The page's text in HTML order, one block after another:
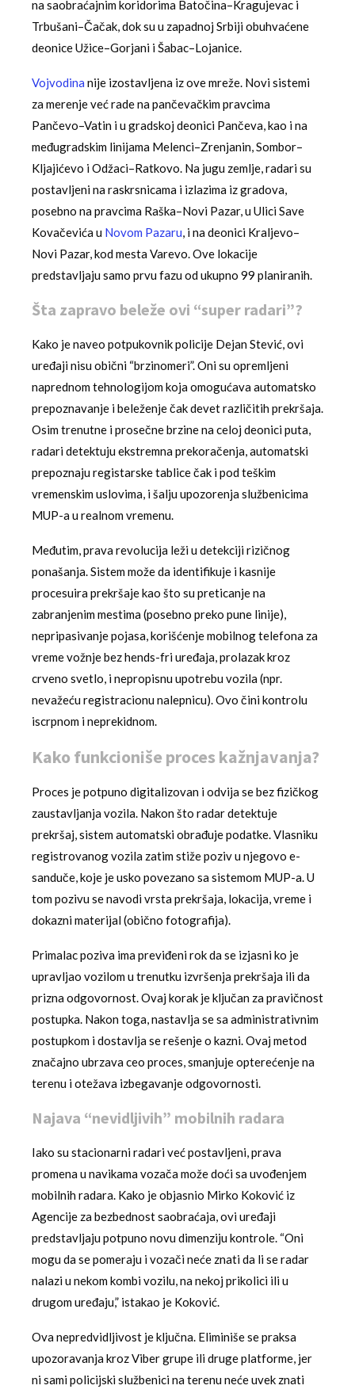
na saobraćajnim koridorima Batočina–Kragujevac i
Trbušani–Čačak, dok su u zapadnoj Srbiji obuhvaćene
deonice Užice–Gorjani i Šabac–Lojanice.
Vojvodina nije izostavljena iz ove mreže. Novi sistemi
za merenje već rade na pančevačkim pravcima
Pančevo–Vatin i u gradskoj deonici Pančeva, kao i na
međugradskim linijama Melenci–Zrenjanin, Sombor–
Kljajićevo i Odžaci–Ratkovo. Na jugu zemlje, radari su
postavljeni na raskrsnicama i izlazima iz gradova,
posebno na pravcima Raška–Novi Pazar, u Ulici Save
Kovačevića u Novom Pazaru, i na deonici Kraljevo–
Novi Pazar, kod mesta Varevo. Ove lokacije
predstavljaju samo prvu fazu od ukupno 99 planiranih.
Šta zapravo beleže ovi “super radari”?
Kako je naveo potpukovnik policije Dejan Stević, ovi
uređaji nisu obični “brzinomeri”. Oni su opremljeni
naprednom tehnologijom koja omogućava automatsko
prepoznavanje i beleženje čak devet različitih prekršaja.
Osim trenutne i prosečne brzine na celoj deonici puta,
radari detektuju ekstremna prekoračenja, automatski
prepoznaju registarske tablice čak i pod teškim
vremenskim uslovima, i šalju upozorenja službenicima
MUP-a u realnom vremenu.
Međutim, prava revolucija leži u detekciji rizičnog
ponašanja. Sistem može da identifikuje i kasnije
procesuira prekršaje kao što su preticanje na
zabranjenim mestima (posebno preko pune linije),
nepripasivanje pojasa, korišćenje mobilnog telefona za
vreme vožnje bez hends-fri uređaja, prolazak kroz
crveno svetlo, i nepropisnu upotrebu vozila (npr.
nevažeću registracionu nalepnicu). Ovo čini kontrolu
iscrpnom i neprekidnom.
Kako funkcioniše proces kažnjavanja?
Proces je potpuno digitalizovan i odvija se bez fizičkog
zaustavljanja vozila. Nakon što radar detektuje
prekršaj, sistem automatski obrađuje podatke. Vlasniku
registrovanog vozila zatim stiže poziv u njegovo e-
sanduče, koje je usko povezano sa sistemom MUP-a. U
tom pozivu se navodi vrsta prekršaja, lokacija, vreme i
dokazni materijal (obično fotografija).
Primalac poziva ima previđeni rok da se izjasni ko je
upravljao vozilom u trenutku izvršenja prekršaja ili da
prizna odgovornost. Ovaj korak je ključan za pravičnost
postupka. Nakon toga, nastavlja se sa administrativnim
postupkom i dostavlja se rešenje o kazni. Ovaj metod
značajno ubrzava ceo proces, smanjuje opterećenje na
terenu i otežava izbegavanje odgovornosti.
Najava “nevidljivih” mobilnih radara
Iako su stacionarni radari već postavljeni, prava
promena u navikama vozača može doći sa uvođenjem
mobilnih radara. Kako je objasnio Mirko Koković iz
Agencije za bezbednost saobraćaja, ovi uređaji
predstavljaju potpuno novu dimenziju kontrole. “Oni
mogu da se pomeraju i vozači neće znati da li se radar
nalazi u nekom kombi vozilu, na nekoj prikolici ili u
drugom uređaju,” istakao je Koković.
Ova nepredvidljivost je ključna. Eliminiše se praksa
upozoravanja kroz Viber grupe ili druge platforme, jer
ni sami policijski službenici na terenu neće uvek znati